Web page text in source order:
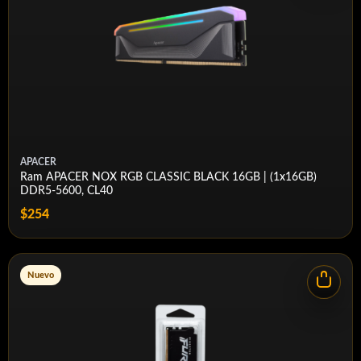
Tiempos base
Voltaje de base
1,1 V
APACER
Ram APACER NOX RGB CLASSIC BLACK 16GB | (1x16GB)
DDR5-5600, CL40
$254
Nuevo